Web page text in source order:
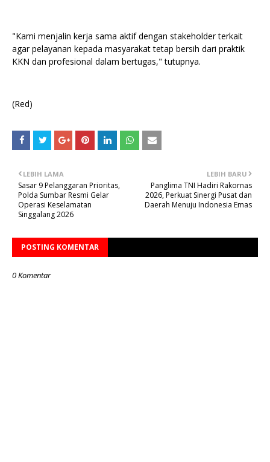
"Kami menjalin kerja sama aktif dengan stakeholder terkait
agar pelayanan kepada masyarakat tetap bersih dari praktik
KKN dan profesional dalam bertugas," tutupnya.
(Red)
LEBIH BARU
Panglima TNI Hadiri Rakornas
2026, Perkuat Sinergi Pusat dan
Daerah Menuju Indonesia Emas
LEBIH LAMA
Sasar 9 Pelanggaran Prioritas,
Polda Sumbar Resmi Gelar
Operasi Keselamatan
Singgalang 2026
POSTING KOMENTAR
0 Komentar